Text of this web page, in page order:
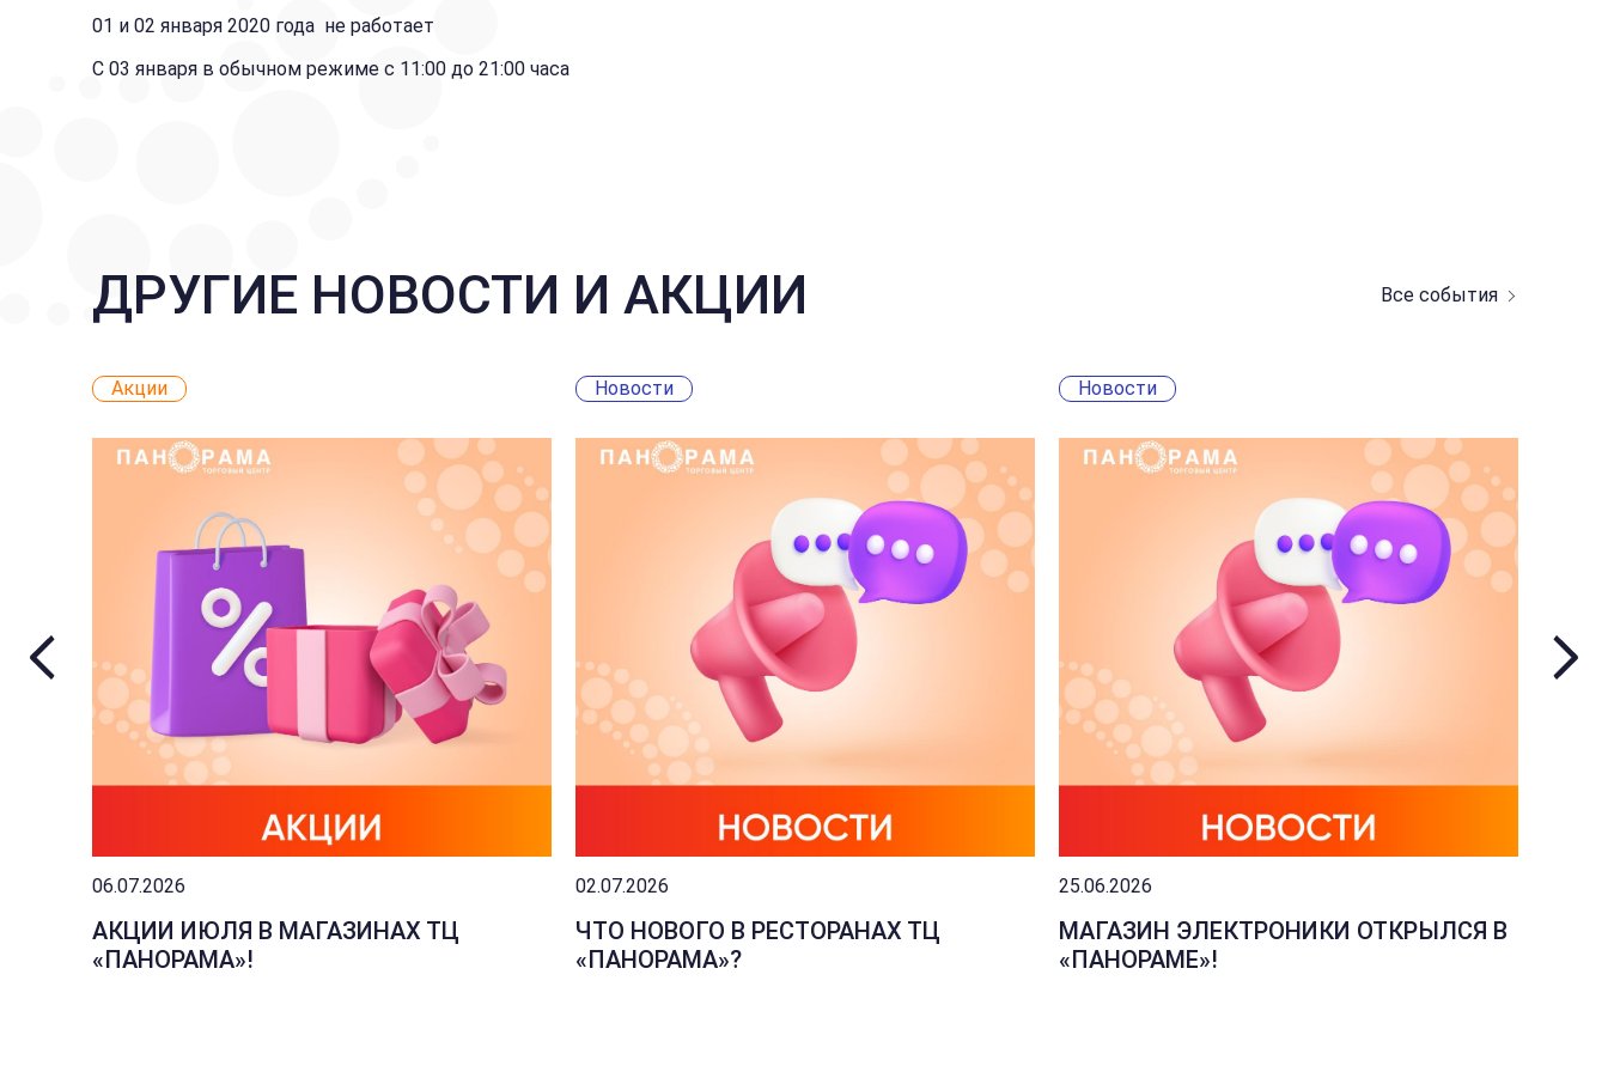
01 и 02 января 2020 года не работает
С 03 января в обычном режиме с 11:00 до 21:00 часа
ДРУГИЕ НОВОСТИ И АКЦИИ Все события
Акции
06.07.2026
АКЦИИ ИЮЛЯ В МАГАЗИНАХ ТЦ
«ПАНОРАМА»!
Новости
02.07.2026
ЧТО НОВОГО В РЕСТОРАНАХ ТЦ
«ПАНОРАМА»?
Новости
25.06.2026
МАГАЗИН ЭЛЕКТРОНИКИ ОТКРЫЛСЯ В
«ПАНОРАМЕ»!